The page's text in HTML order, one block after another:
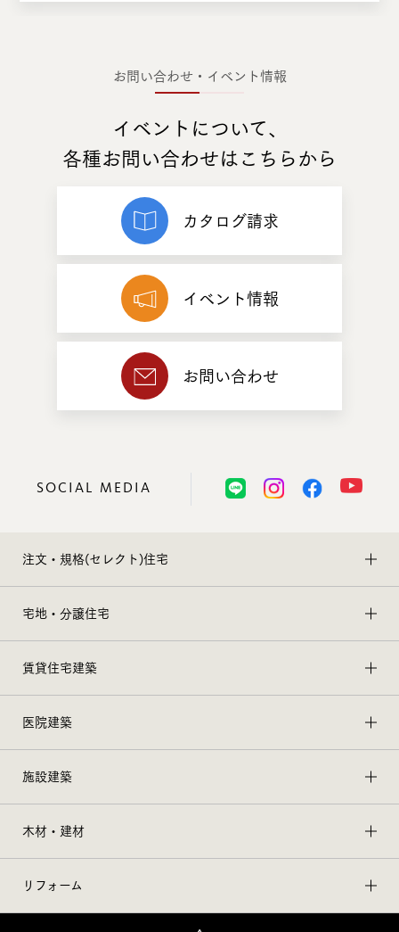
お問い合わせ・イベント情報
イベントについて、
各種お問い合わせはこちらから
カタログ請求
イベント情報
お問い合わせ
SOCIAL MEDIA
注文・規格(セレクト)住宅
宅地・分譲住宅
賃貸住宅建築
医院建築
施設建築
木材・建材
リフォーム